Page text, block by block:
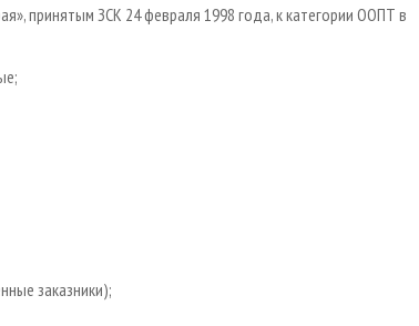
принятым ЗСК 24 февраля 1998 года, к категории ООПТ в
заказники);